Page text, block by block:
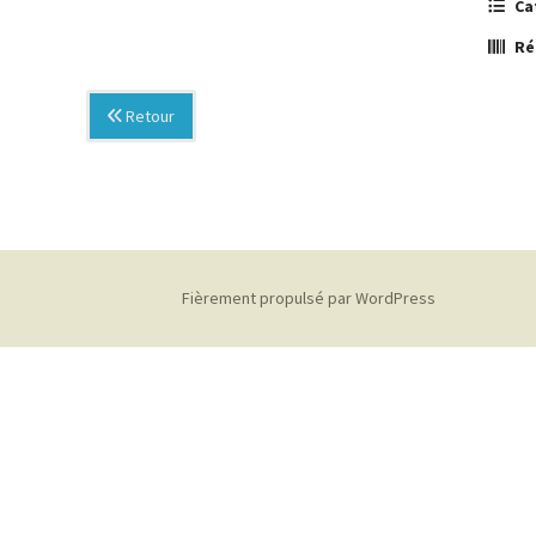
Retour
Fièrement propulsé par WordPress